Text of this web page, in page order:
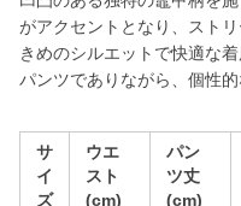
がアクセントとなり、スト
きめのシルエットで快適な
パンツでありながら、個性的
サ
イ
ズ
ウエ
スト
(cm)
パン
ツ丈
(cm)